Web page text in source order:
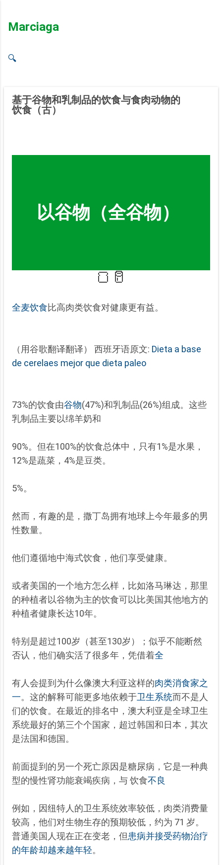
Marciaga
🔍
基于谷物和乳制品的饮食与食肉动物的
饮食（古）
以谷物（全谷物）
🍞🥛
全麦饮食比高肉类饮食对健康更有益。
（用谷歌翻译翻译） 西班牙语原文: Dieta a base
de cerelaes mejor que dieta paleo
73%的饮食由谷物(47%)和乳制品(26%)组成。这些
乳制品主要以绵羊奶和
90%。但在100%的饮食总体中，只有1%是水果，
12%是蔬菜，4%是豆类。
5%。
然而，有趣的是，撒丁岛拥有地球上今年最多的男
性数量。
他们遵循地中海式饮食，他们享受健康。
或者美国的一个地方怎么样，比如洛马琳达，那里
的种植者以谷物为主的饮食可以比美国其他地方的
种植者健康长达10年。
特别 是超过100岁（甚至130岁）；似乎不能断然
否认，他们确实活了很多年，凭借着全
有人会提到为什么像澳大利亚这样的肉类消食家之
一。这的解释可能更多地依赖于卫生系统而不是人
们的饮食。在最近的排名中，澳大利亚是全球卫生
系统最好的第三个个国家，超过韩国和日本，其次
是法国和德国。
前面提到的另一个死亡原因是糖尿病，它是一种典
型的慢性肾功能衰竭疾病，与饮食不良
例如，因纽特人的卫生系统效率较低，肉类消费量
较高，他们对生物生存的预期较低，约为 71 岁。
普通美国人现在正在变老，但患病并接受药物治疗
的年龄却越来越年轻。